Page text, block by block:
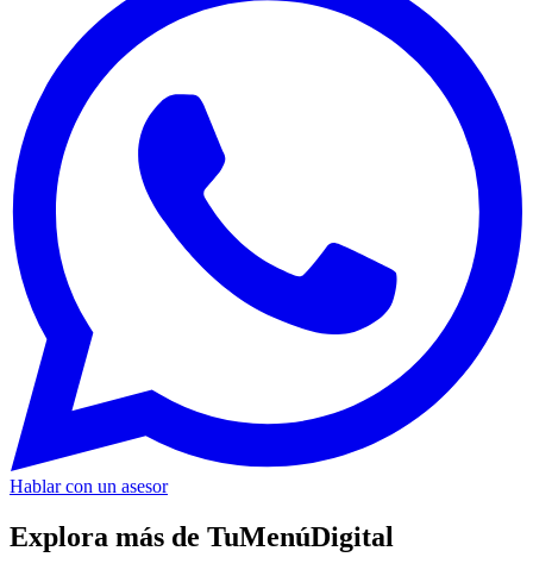
Hablar con un asesor
Explora más de TuMenúDigital